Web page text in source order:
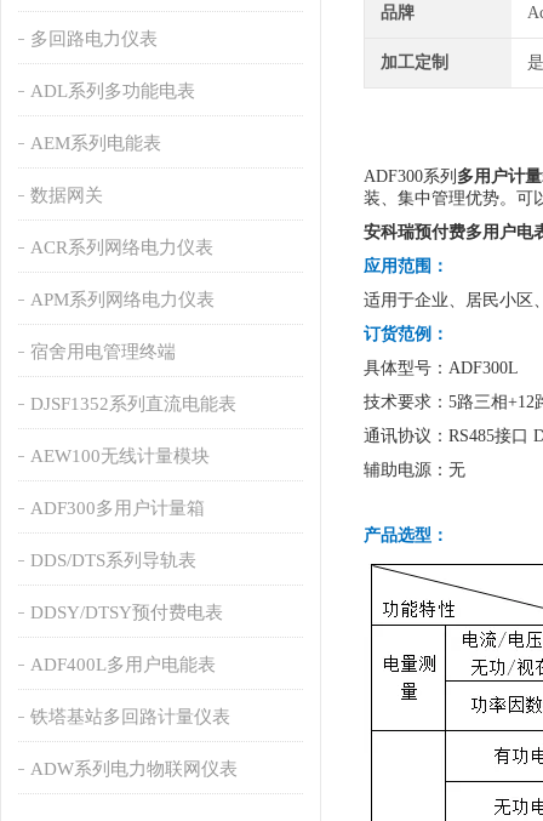
多回路电力仪表
ADL系列多功能电表
AEM系列电能表
数据网关
ACR系列网络电力仪表
APM系列网络电力仪表
宿舍用电管理终端
DJSF1352系列直流电能表
AEW100无线计量模块
ADF300多用户计量箱
DDS/DTS系列导轨表
DDSY/DTSY预付费电表
ADF400L多用户电能表
铁塔基站多回路计量仪表
ADW系列电力物联网仪表
品牌
加工定制
ADF300系列 多用户计
装、集中管理优势。可
安科瑞预付费多用户电
应用范围：
适用于企业、居民小区
订货范例：
具体型号：ADF300L
技术要求：5路三相+12
通讯协议：RS485接口
辅助电源：无
产品选型：